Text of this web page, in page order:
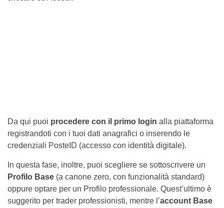
Da qui puoi procedere con il primo login alla piattaforma
registrandoti con i tuoi dati anagrafici o inserendo le
credenziali PosteID (accesso con identità digitale).
In questa fase, inoltre, puoi scegliere se sottoscrivere un
Profilo Base (a canone zero, con funzionalità standard)
oppure optare per un Profilo professionale. Quest’ultimo è
suggerito per trader professionisti, mentre l’account Base